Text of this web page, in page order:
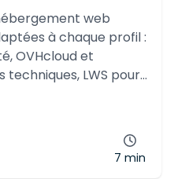
web
à chaque profil :
OVHcloud et
LWS pour
7 min